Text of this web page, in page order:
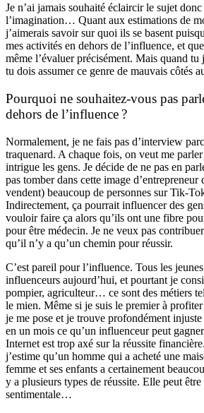
Je n’ai jamais souhaité éclaircir le sujet donc
l’imagination… Quant aux estimations de
j’aimerais savoir sur quoi ils se basent
mes activités en dehors de l’influence, et
même l’évaluer précisément. Mais quand tu
tu dois assumer ce genre de mauvais côtés
Pourquoi ne souhaitez-vous pas
dehors de l’influence ?
Normalement, je ne fais pas d’interview
traquenard. A chaque fois, on veut me parler
intrigue les gens. Je décide de ne pas en
pas tomber dans cette image d’entrepreneur
vendent) beaucoup de personnes sur Tik-
Indirectement, ça pourrait influencer des
vouloir faire ça alors qu’ils ont une fibre
pour être médecin. Je ne veux pas
qu’il n’y a qu’un chemin pour réussir.
C’est pareil pour l’influence. Tous les
influenceurs aujourd’hui, et pourtant je
pompier, agriculteur… ce sont des métiers
le mien. Même si je suis le premier à
je me pose et je trouve profondément
en un mois ce qu’un influenceur peut
Internet est trop axé sur la réussite
j’estime qu’un homme qui a acheté une
femme et ses enfants a certainement
y a plusieurs types de réussite. Elle peut
sentimentale…